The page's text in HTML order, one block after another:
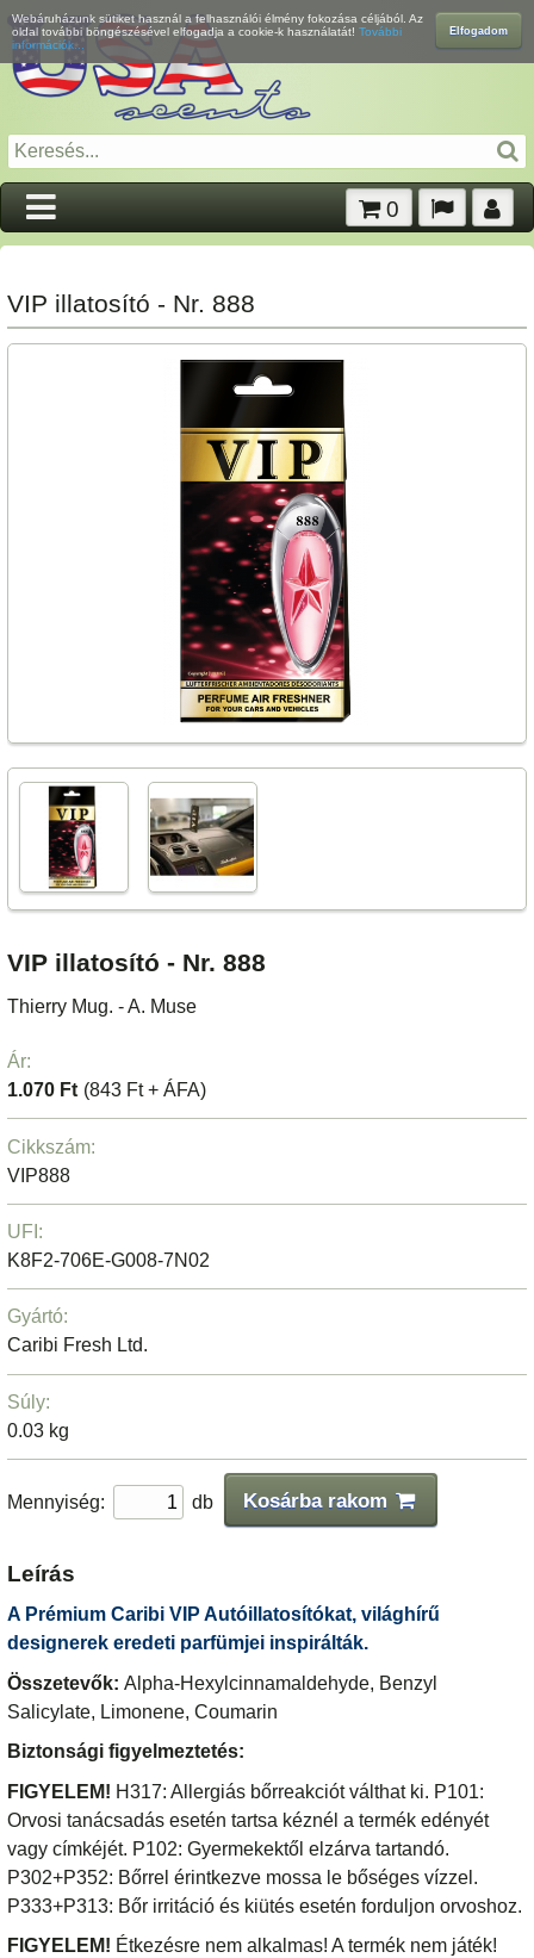
Elfogadom
Webáruházunk sütiket használ a felhasználói élmény fokozása céljából. Az
oldal további böngészésével elfogadja a cookie-k használatát! További
információk...
0
VIP illatosító - Nr. 888
VIP illatosító - Nr. 888
Thierry Mug. - A. Muse
Ár:
1.070 Ft (843 Ft + ÁFA)
Cikkszám:
VIP888
UFI:
K8F2-706E-G008-7N02
Gyártó:
Caribi Fresh Ltd.
Súly:
0.03 kg
Mennyiség: db Kosárba rakom
Leírás
A Prémium Caribi VIP Autóillatosítókat, világhírű
designerek eredeti parfümjei inspirálták.
Összetevők:Alpha-Hexylcinnamaldehyde, Benzyl
Salicylate, Limonene, Coumarin
Biztonsági figyelmeztetés:
FIGYELEM! H317: Allergiás bőrreakciót válthat ki. P101:
Orvosi tanácsadás esetén tartsa kéznél a termék edényét
vagy címkéjét. P102: Gyermekektől elzárva tartandó.
P302+P352: Bőrrel érintkezve mossa le bőséges vízzel.
P333+P313: Bőr irritáció és kiütés esetén forduljon orvoshoz.
FIGYELEM! Étkezésre nem alkalmas! A termék nem játék!